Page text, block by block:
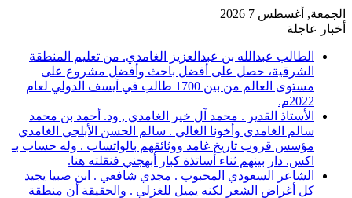
الجمعة, أغسطس 7 2026
أخبار عاجلة
الطالب عبدالله بن عبدالعزيز الغامدي. من تعليم المنطقة
الشرقية، حصل على أفضل باحث وأفضل مشروع على
مستوى العالم من بين 1700 طالب في آيسف الدولي لعام
2022م.
الأستاذ القدير . محمد آل خير الغامدي , ود. أحمد بن محمد
سالم الغامدي وأخونا الغالي . سالم الحسن الأبلجي الغامدي
مؤسس قروب تاريخ غامد ووثائقهم بالواتساب . وله حساب بـ
اكس. دار بينهم ثناء أساتذة كبار أبهجني فنقلته هنا.
الشاعر السعودي المحبوب . مجدي شافعي . ابن صبيا يجيد
كل أغراض الشعر لكنه يميل للغزلي . والحقيقة أن منطقة